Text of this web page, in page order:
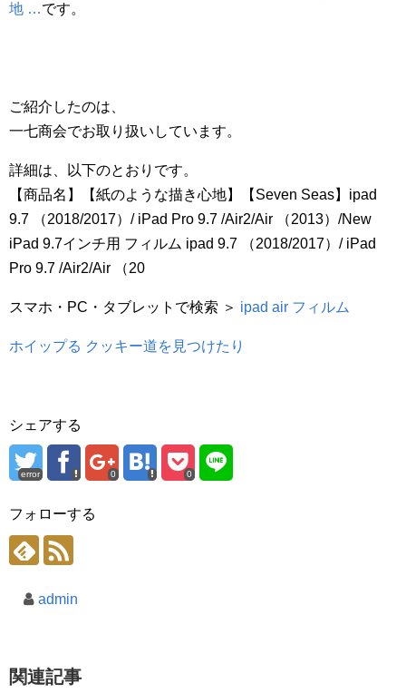
地 …です。
ご紹介したのは、
一七商会でお取り扱いしています。
詳細は、以下のとおりです。
【商品名】【紙のような描き心地】【Seven Seas】ipad
9.7 （2018/2017）/ iPad Pro 9.7 /Air2/Air （2013）/New
iPad 9.7インチ用 フィルム ipad 9.7 （2018/2017）/ iPad
Pro 9.7 /Air2/Air （20
スマホ・PC・タブレットで検索 ＞ ipad air フィルム
ホイップる クッキー道を見つけたり
シェアする
error 0 0
フォローする
admin
関連記事